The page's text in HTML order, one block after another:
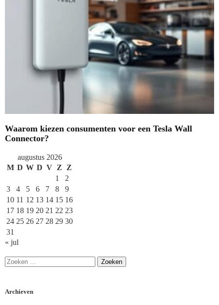
Waarom kiezen consumenten voor een Tesla Wall
Connector?
augustus 2026
M D W D V Z
Z
1
2
3
4 5 6 7 8
9
10 11 12 13 14 15 16
17 18 19 20 21 22 23
24 25 26 27 28 29 30
31
« jul
Archieven